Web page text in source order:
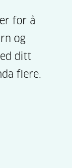
for å
og
ditt
flere.